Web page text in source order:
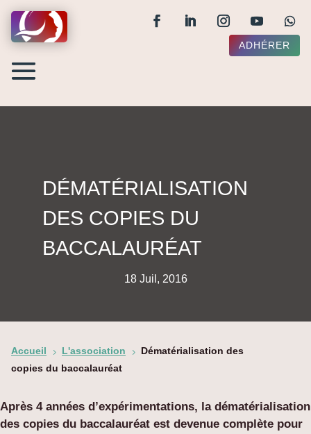
ADHÉRER
DÉMATÉRIALISATION
DES COPIES DU
BACCALAURÉAT
18 Juil, 2016
Accueil 5 L'association 5
Dématérialisation des
copies du baccalauréat
Après 4 années d’expérimentations, la dématérialisation
des copies du baccalauréat est devenue complète pour